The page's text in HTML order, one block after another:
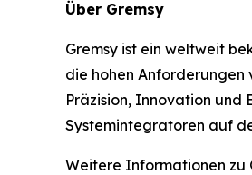
Über Gremsy
Gremsy ist ein weltweit
die hohen Anforderungen
Präzision, Innovation und
Systemintegratoren auf
Weitere Informationen zu